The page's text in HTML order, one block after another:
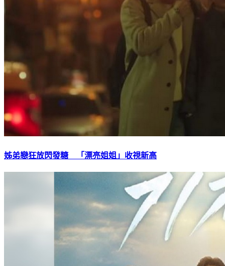
姊弟戀狂放閃發糖 「漂亮姐姐」收視新高